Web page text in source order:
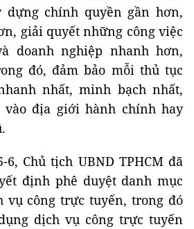
dựng chính quyền gần hơn,
giải quyết những công việc
doanh nghiệp nhanh hơn,
đó, đảm bảo mỗi thủ tục
nhất, minh bạch nhất,
vào địa giới hành chính hay
Chủ tịch UBND TPHCM đã
định phê duyệt danh mục
vụ công trực tuyến, trong đó
dịch vụ công trực tuyến